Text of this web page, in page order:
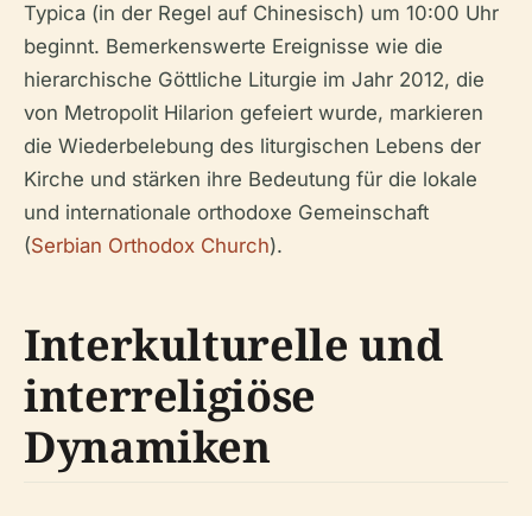
Typica (in der Regel auf Chinesisch) um 10:00 Uhr
beginnt. Bemerkenswerte Ereignisse wie die
hierarchische Göttliche Liturgie im Jahr 2012, die
von Metropolit Hilarion gefeiert wurde, markieren
die Wiederbelebung des liturgischen Lebens der
Kirche und stärken ihre Bedeutung für die lokale
und internationale orthodoxe Gemeinschaft
(Serbian Orthodox Church).
Interkulturelle und
interreligiöse
Dynamiken